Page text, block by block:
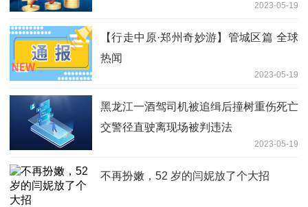
2023-05-19
【行走中原·郑州奇妙游】管城区篇 全球
热闻
2023-05-19
黑龙江一酒驾司机被追缉后撞树重伤死亡
交警径直驶离现场被判违法
2023-05-19
不再扮嫩，52 岁的闫妮放了个大招